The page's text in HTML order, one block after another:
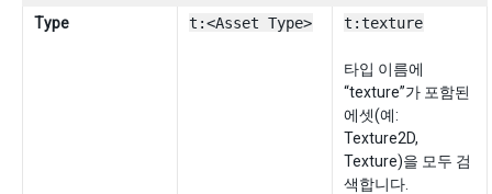
Type t:<Asset Type> t:texture
타입 이름에
“texture”가 포함된
에셋(예:
Texture2D,
Texture)을 모두 검
색합니다.